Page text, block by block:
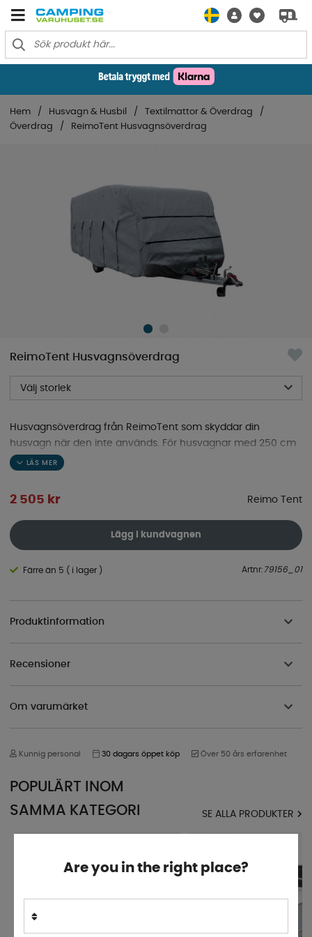
Hem Husvagn & Husbil
Textilmattor & Överdrag
Överdrag
ReimoTent Husvagnsöverdrag
ReimoTent Husvagnsöverdrag
Välj storlek
Husvagnsöverdrag från ReimoTent som skyddar din
husvagn när den inte används. För husvagnar med 250 cm
bredd.
2 505 kr Reimo Tent
Lägg i kundvagnen
Färre än 5 ( i lager ) Artnr: 79156_01
Produktinformation
Recensioner
Om varumärket
Kunnig personal 30 dagars öppet köp Över 50 års erfarenhet
POPULÄRT INOM
SAMMA KATEGORI
SE ALLA PRODUKTER
Are you in the right place?